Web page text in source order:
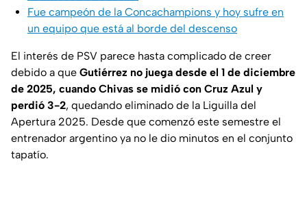
Fue campeón de la Concachampions y hoy sufre en
un equipo que está al borde del descenso
El interés de PSV parece hasta complicado de creer
debido a que Gutiérrez no juega desde el 1 de diciembre
de 2025, cuando Chivas se midió con Cruz Azul y
perdió 3-2, quedando eliminado de la Liguilla del
Apertura 2025. Desde que comenzó este semestre el
entrenador argentino ya no le dio minutos en el conjunto
tapatío.